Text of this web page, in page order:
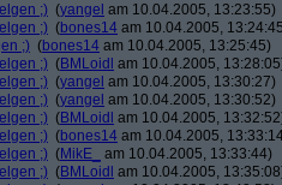
;) (yangel am 10.04.2005, 13:23:55)
;) (bones14 am 10.04.2005,
;) (bones14 am 10.04.2005, 13:25:45)
;) (BMLoidl am 10.04.2005,
;) (yangel am 10.04.2005, 13:30:27)
;) (yangel am 10.04.2005, 13:30:52)
;) (BMLoidl am 10.04.2005,
;) (bones14 am 10.04.2005,
;) (MikE_
am 10.04.2005, 13:33:44)
;) (BMLoidl am 10.04.2005,